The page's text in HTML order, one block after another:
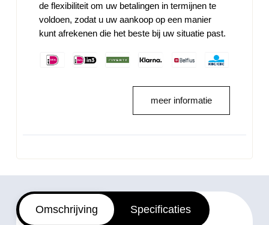
de flexibiliteit om uw betalingen in termijnen te
voldoen, zodat u uw aankoop op een manier
kunt afrekenen die het beste bij uw situatie past.
meer informatie
Omschrijving Specificaties